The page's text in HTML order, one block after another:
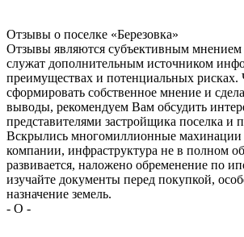
Отзывы о поселке «Березовка»
Отзывы являются субъективным мнением
служат дополнительным источником
преимуществах и потенциальных рисках.
сформировать собственное мнение и
выводы, рекомендуем Вам обсудить
представителями застройщика поселка и
Вскрылись многомиллионные
компании, инфраструктура не в полном
развивается, наложено обременение по
изучайте документы перед покупкой,
назначение земель.
- О -